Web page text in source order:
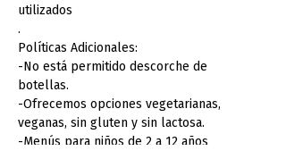
utilizados
.
Políticas Adicionales:
-No está permitido descorche de
botellas.
-Ofrecemos opciones vegetarianas,
veganas, sin gluten y sin lactosa.
-Menús para niños de 2 a 12 años